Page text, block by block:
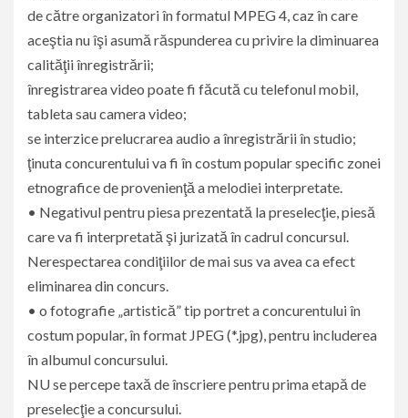
de către organizatori în formatul MPEG 4, caz în care
aceştia nu îşi asumă răspunderea cu privire la diminuarea
calităţii înregistrării;
înregistrarea video poate fi făcută cu telefonul mobil,
tableta sau camera video;
se interzice prelucrarea audio a înregistrării în studio;
ţinuta concurentului va fi în costum popular specific zonei
etnografice de provenienţă a melodiei interpretate.
• Negativul pentru piesa prezentată la preselecţie, piesă
care va fi interpretată şi jurizată în cadrul concursul.
Nerespectarea condiţiilor de mai sus va avea ca efect
eliminarea din concurs.
• o fotografie „artistică” tip portret a concurentului în
costum popular, în format JPEG (*.jpg), pentru includerea
în albumul concursului.
NU se percepe taxă de înscriere pentru prima etapă de
preselecţie a concursului.